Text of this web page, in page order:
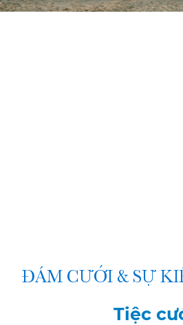
ĐÁM CƯỚI & SỰ
Tiệc